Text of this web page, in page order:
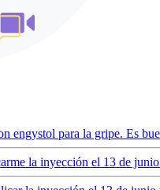
engystol para la gripe. Es
la inyección el 13 de